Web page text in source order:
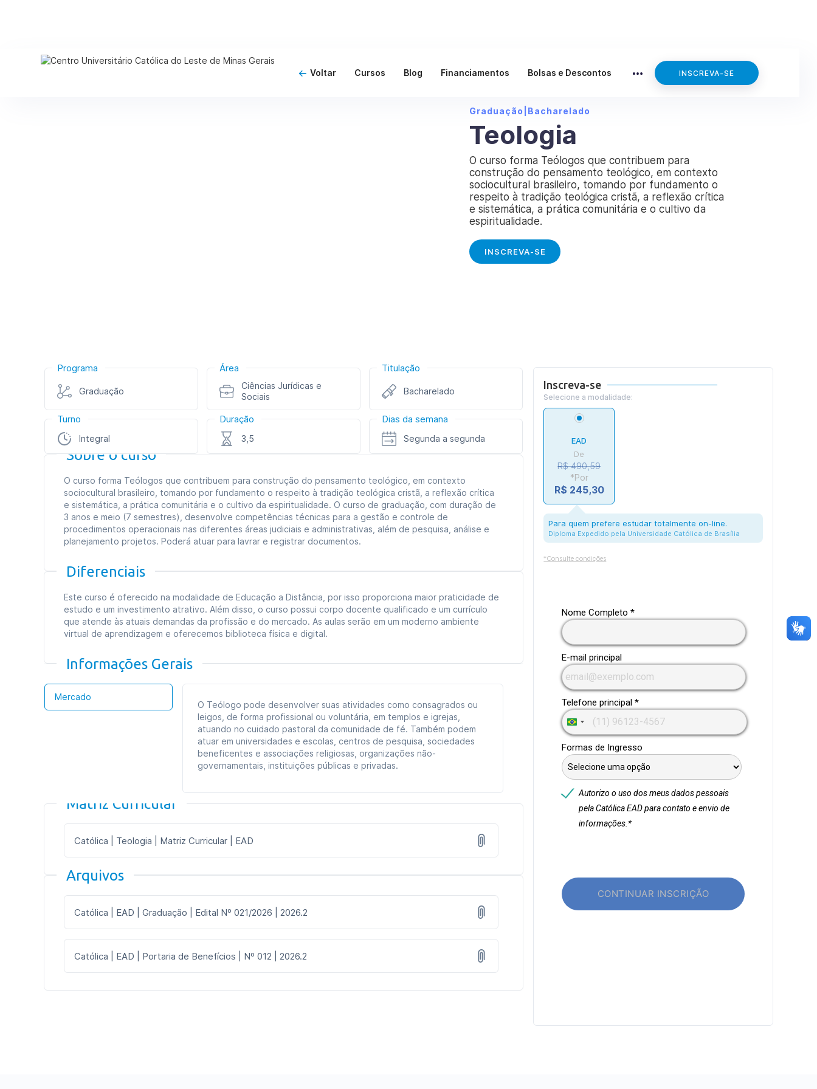
Voltar Cursos Blog Financiamentos Bolsas e Descontos INSCREVA-SE
Graduação Bacharelado
Teologia
O curso forma Teólogos que contribuem para
construção do pensamento teológico, em contexto
sociocultural brasileiro, tomando por fundamento o
respeito à tradição teológica cristã, a reflexão crítica
e sistemática, a prática comunitária e o cultivo da
espiritualidade.
INSCREVA-SE
Programa
Graduação
Área
Ciências Jurídicas e
Sociais
Titulação
Bacharelado
Turno
Integral
Duração
3,5
Dias da semana
Segunda a segunda
Sobre o curso
O curso forma Teólogos que contribuem para construção do pensamento teológico, em contexto
sociocultural brasileiro, tomando por fundamento o respeito à tradição teológica cristã, a reflexão crítica
e sistemática, a prática comunitária e o cultivo da espiritualidade. O curso de graduação, com duração de
3 anos e meio (7 semestres), desenvolve competências técnicas para a gestão e controle de
procedimentos operacionais nas diferentes áreas judiciais e administrativas, além de pesquisa, análise e
planejamento projetos. Poderá atuar para lavrar e registrar documentos.
Diferenciais
Este curso é oferecido na modalidade de Educação a Distância, por isso proporciona maior praticidade de
estudo e um investimento atrativo. Além disso, o curso possui corpo docente qualificado e um currículo
que atende às atuais demandas da profissão e do mercado. As aulas serão em um moderno ambiente
virtual de aprendizagem e oferecemos biblioteca física e digital.
Informações Gerais
Mercado
O Teólogo pode desenvolver suas atividades como consagrados ou
leigos, de forma profissional ou voluntária, em templos e igrejas,
atuando no cuidado pastoral da comunidade de fé. Também podem
atuar em universidades e escolas, centros de pesquisa, sociedades
beneficentes e associações religiosas, organizações não-
governamentais, instituições públicas e privadas.
Matriz Curricular
Católica | Teologia | Matriz Curricular | EAD
Arquivos
Católica | EAD | Graduação | Edital Nº 021/2026 | 2026.2
Católica | EAD | Portaria de Benefícios | Nº 012 | 2026.2
Inscreva-se
Selecione a modalidade:
EAD
De
R$ 490,59
*Por
R$ 245,30
Para quem prefere estudar totalmente on-line.
Diploma Expedido pela Universidade Católica de Brasília
*Consulte condições